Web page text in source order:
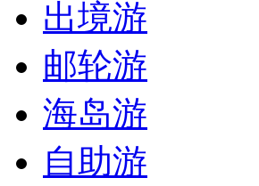
出境游
邮轮游
海岛游
自助游